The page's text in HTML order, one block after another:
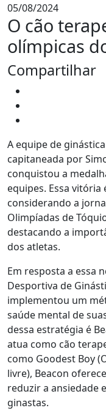
05/08/2024
O cão
olímpicas
Compartilhar
A equipe de
capitaneada por
conquistou a
equipes. Essa
considerando a
Olimpíadas de
destacando a
dos atletas.
Em resposta a essa
Desportiva de
implementou um
saúde mental de
dessa estratégia é
atua como cão
como Goodest Boy
livre), Beacon
reduzir a ansiedade
ginastas.